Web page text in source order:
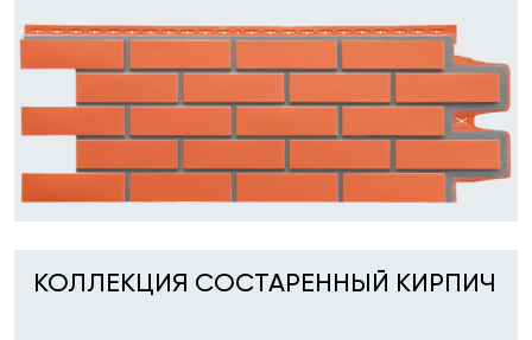
КОЛЛЕКЦИЯ СОСТАРЕННЫЙ КИРПИЧ